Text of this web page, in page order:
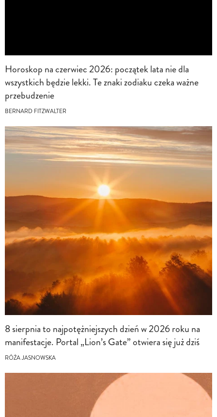
Horoskop na czerwiec 2026: początek lata nie dla
wszystkich będzie lekki. Te znaki zodiaku czeka ważne
przebudzenie
BERNARD FITZWALTER
8 sierpnia to najpotężniejszych dzień w 2026 roku na
manifestacje. Portal „Lion’s Gate” otwiera się już dziś
RÓŻA JASNOWSKA